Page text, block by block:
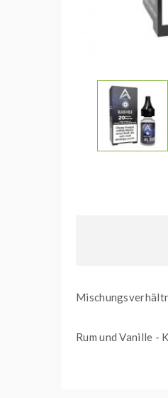
Rum und Vanille -